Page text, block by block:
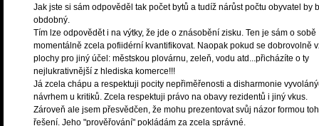
Jak jste si sám odpověděl tak počet bytů a tudíž nárůst počtu obyvatel by
obdobný.
Tím lze odpovědět i na výtky, že jde o znásobění zisku. Ten je sám o sobě
momentálně zcela pofiidérní kvantifikovat. Naopak pokud se dobrovolně
plochy pro jiný účel: městskou plovárnu, zeleň, vodu atd...přicházíte o ty
nejlukrativnější z hlediska komerce!!!
Já zcela chápu a respektuji pocity nepřiměřenosti a disharmonie
návrhem u kritiků. Zcela respektuji právo na obavy rezidentů i jiný vkus.
Zároveň ale jsem přesvědčen, že mohu prezentovat svůj názor formou
řešení. Jeho "prověřování" pokládám za zcela správné.